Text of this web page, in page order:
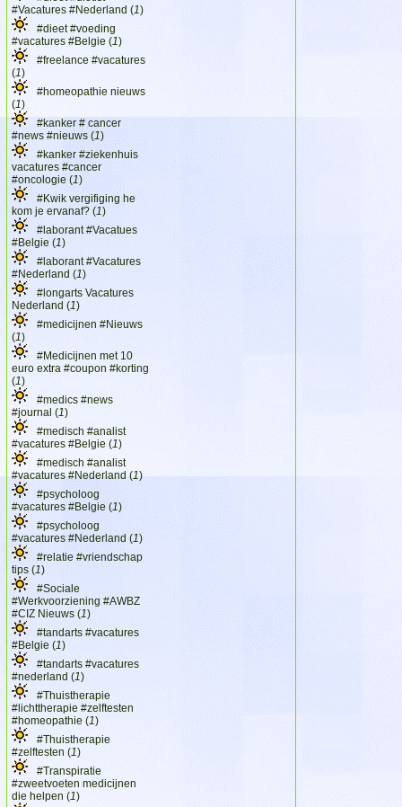
#Vacatures #Nederland (1)
#dieet #voeding
#vacatures #Belgie (1)
#freelance #vacatures
(1)
#homeopathie nieuws
(1)
#kanker # cancer
#news #nieuws (1)
#kanker #ziekenhuis
vacatures #cancer
#oncologie (1)
#Kwik vergifiging he
kom je ervanaf? (1)
#laborant #Vacatues
#Belgie (1)
#laborant #Vacatures
#Nederland (1)
#longarts Vacatures
Nederland (1)
#medicijnen #Nieuws
(1)
#Medicijnen met 10
euro extra #coupon #korting
(1)
#medics #news
#journal (1)
#medisch #analist
#vacatures #Belgie (1)
#medisch #analist
#vacatures #Nederland (1)
#psycholoog
#vacatures #Belgie (1)
#psycholoog
#vacatures #Nederland (1)
#relatie #vriendschap
tips (1)
#Sociale
#Werkvoorziening #AWBZ
#CIZ Nieuws (1)
#tandarts #vacatures
#Belgie (1)
#tandarts #vacatures
#nederland (1)
#Thuistherapie
#lichttherapie #zelftesten
#homeopathie (1)
#Thuistherapie
#zelftesten (1)
#Transpiratie
#zweetvoeten medicijnen
die helpen (1)